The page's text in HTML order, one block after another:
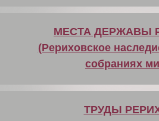
МЕСТА ДЕРЖАВЫ
(Рериховское
собраниях
ТРУДЫ